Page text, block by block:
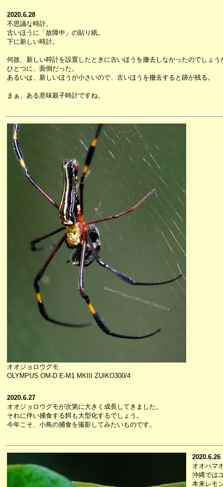
2020.6.28
不思議な時計。
古いほうに「故障中」の貼り紙。
下に新しい時計。
何故、新しい時計を設置したときに古いほうを撤去しなかったのでしょう
ひとつに、面倒だった。
あるいは、新しいほうが小さいので、古いほうを撤去すると跡が残る。
まぁ、ある意味親子時計ですね。
オオジョロウグモ
OLYMPUS OM-D E-M1 MKIII ZUIKO300/4
2020.6.27
オオジョロウグモが次第に大きく成長してきました。
それに伴い捕食する餌も大型化するでしょう。
今年こそ、小鳥の捕食を撮影してみたいものです。
2020.6.26
オオハマ
沖縄では
本来レモ